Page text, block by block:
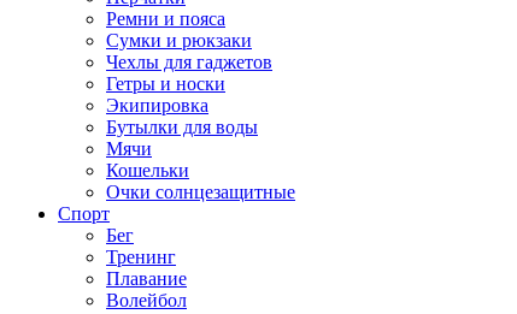
Ремни и пояса
Сумки и рюкзаки
Чехлы для гаджетов
Гетры и носки
Экипировка
Бутылки для воды
Мячи
Кошельки
Очки солнцезащитные
Спорт
Бег
Тренинг
Плавание
Волейбол